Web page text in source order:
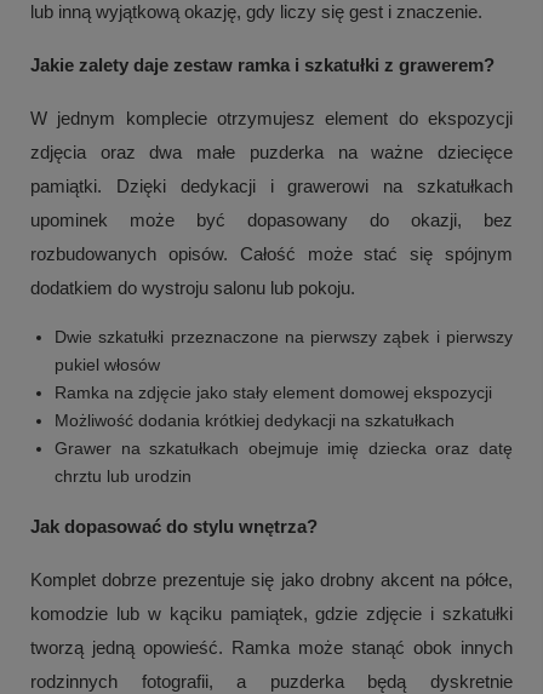
lub inną wyjątkową okazję, gdy liczy się gest i znaczenie.
Jakie zalety daje zestaw ramka i szkatułki z grawerem?
W jednym komplecie otrzymujesz element do ekspozycji
zdjęcia oraz dwa małe puzderka na ważne dziecięce
pamiątki. Dzięki dedykacji i grawerowi na szkatułkach
upominek może być dopasowany do okazji, bez
rozbudowanych opisów. Całość może stać się spójnym
dodatkiem do wystroju salonu lub pokoju.
Dwie szkatułki przeznaczone na pierwszy ząbek i pierwszy
pukiel włosów
Ramka na zdjęcie jako stały element domowej ekspozycji
Możliwość dodania krótkiej dedykacji na szkatułkach
Grawer na szkatułkach obejmuje imię dziecka oraz datę
chrztu lub urodzin
Jak dopasować do stylu wnętrza?
Komplet dobrze prezentuje się jako drobny akcent na półce,
komodzie lub w kąciku pamiątek, gdzie zdjęcie i szkatułki
tworzą jedną opowieść. Ramka może stanąć obok innych
rodzinnych fotografii, a puzderka będą dyskretnie